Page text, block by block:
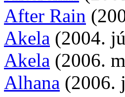
After Rain
Akela (2004.
Akela (2006.
Alhana (2006.